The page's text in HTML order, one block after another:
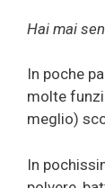
Hai mai
In poche
molte
meglio)
In